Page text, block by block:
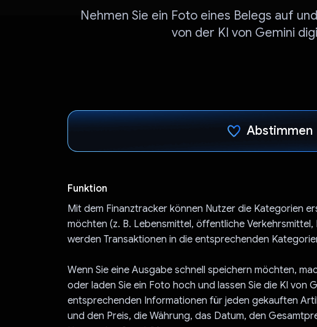
Nehmen Sie ein Foto eines Belegs auf
von der KI von Gemini
Abstimmen
Funktion
Mit dem Finanztracker können Nutzer die Kategorien
möchten (z. B. Lebensmittel, öffentliche Verkehrsmittel,
werden Transaktionen in die entsprechenden
Wenn Sie eine Ausgabe schnell speichern möchten,
oder laden Sie ein Foto hoch und lassen Sie die KI von
entsprechenden Informationen für jeden gekauften
und den Preis, die Währung, das Datum, den